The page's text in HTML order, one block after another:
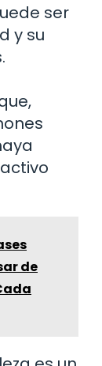
ser
y su
de